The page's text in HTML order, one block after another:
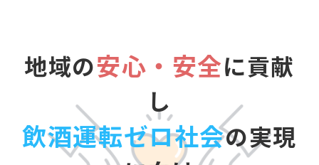
地域の安心・安全に貢献
し
飲酒運転ゼロ社会の実現